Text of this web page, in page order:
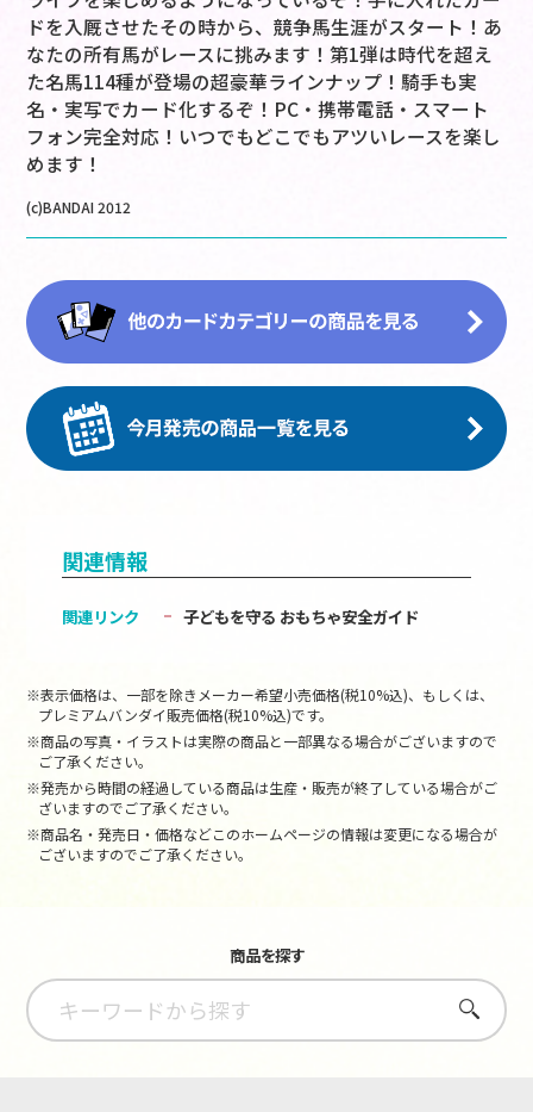
ドを入厩させたその時から、競争馬生涯がスタート！あ
なたの所有馬がレースに挑みます！第1弾は時代を超え
た名馬114種が登場の超豪華ラインナップ！騎手も実
名・実写でカード化するぞ！PC・携帯電話・スマート
フォン完全対応！いつでもどこでもアツいレースを楽し
めます！
(c)BANDAI 2012
関連情報
関連リンク 子どもを守る おもちゃ安全ガイド
※表示価格は、一部を除きメーカー希望小売価格(税10%込)、もしくは、
プレミアムバンダイ販売価格(税10%込)です。
※商品の写真・イラストは実際の商品と一部異なる場合がございますので
ご了承ください。
※発売から時間の経過している商品は生産・販売が終了している場合がご
ざいますのでご了承ください。
※商品名・発売日・価格などこのホームページの情報は変更になる場合が
ございますのでご了承ください。
商品を探す
さがす